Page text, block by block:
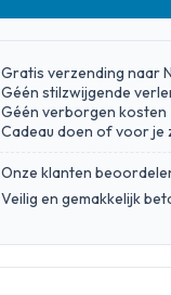
Gratis verzending naar
Géén stilzwijgende
Géén verborgen kosten
Cadeau doen of voor je
Onze klanten
Veilig en gemakkelijk